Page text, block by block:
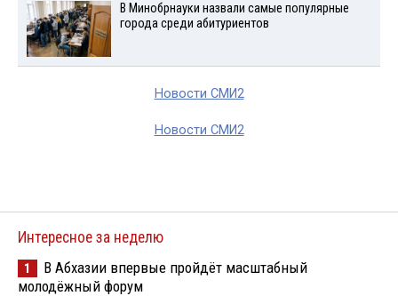
В Минобрнауки назвали самые популярные
города среди абитуриентов
Новости СМИ2
Новости СМИ2
Интересное за неделю
1
В Абхазии впервые пройдёт масштабный
молодёжный форум